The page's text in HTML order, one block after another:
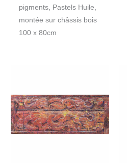
pigments, Pastels Huile,
montée sur châssis bois
100 x 80cm